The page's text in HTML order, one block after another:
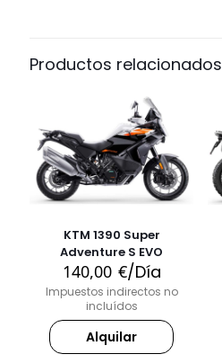
Productos relacionados
KTM 1390 Super
Adventure S EVO
140,00 €/Día
Impuestos indirectos no
incluídos
Alquilar